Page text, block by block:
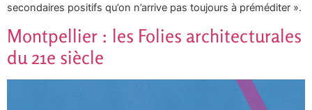
secondaires positifs qu’on n’arrive pas toujours à préméditer ».
Montpellier : les Folies architecturales
du 21e siècle